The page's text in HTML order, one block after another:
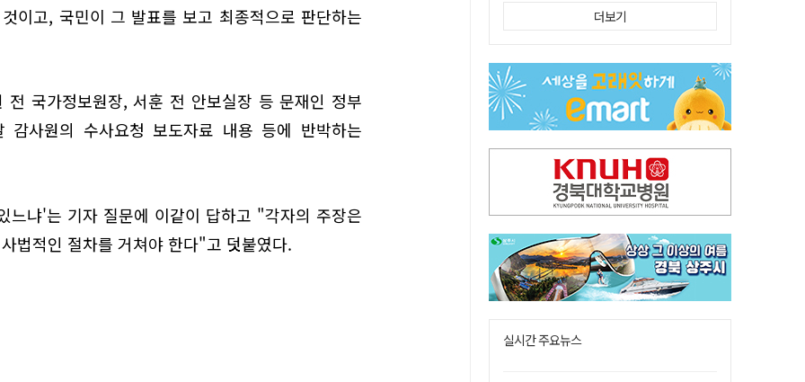
이고, 국민이 그 발표를 보고 최종적으로 판단하는
국가정보원장, 서훈 전 안보실장 등 문재인 정부
감사원의 수사요청 보도자료 내용 등에 반박하는
느냐'는 기자 질문에 이같이 답하고 "각자의 주장은
법적인 절차를 거쳐야 한다"고 덧붙였다.
블룸버그 "SK하이닉스, 中 패키징공장 지분매각 등 검토"
트럼프 만난 손현보 목사…"현재 자유대한민국 여러 면에서 어려움"
"아버지 외출한 사이"…흉기로 40대母 살해한 고교 자퇴생, 구속 기로에
서울 면목동서 60대 남성 2명 흉기에 숨져…지인 관계로 추정
더보기
실시간 주요뉴스